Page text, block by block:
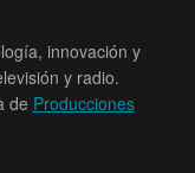
innovación y
y radio.
de Producciones